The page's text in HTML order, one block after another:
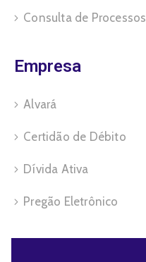
Consulta de Processos
Empresa
Alvará
Certidão de Débito
Dívida Ativa
Pregão Eletrônico